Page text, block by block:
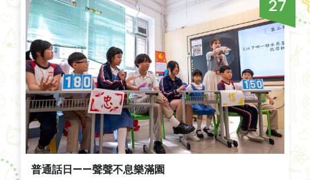
27
普通話日——聲聲不息樂滿園